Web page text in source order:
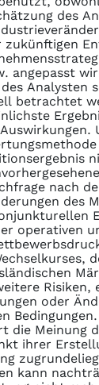
des
angepasst
Analysten
betrachtet
nach
des
operativen
Risiken,
oder
Bedingungen.
die Meinung
ihrer
kann